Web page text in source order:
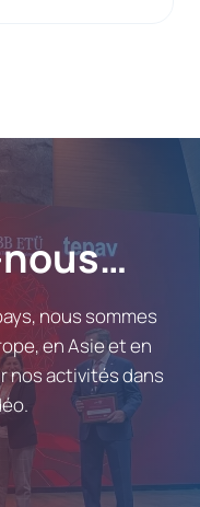
nous sommes
en Asie et en
nos activités dans